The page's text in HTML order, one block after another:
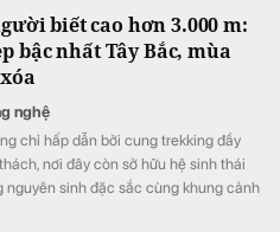
biết cao hơn 3.000 m:
bậc nhất Tây Bắc, mùa
nghệ
chỉ hấp dẫn bởi cung trekking đầy
nơi đây còn sở hữu hệ sinh thái
nguyên sinh đặc sắc cùng khung cảnh